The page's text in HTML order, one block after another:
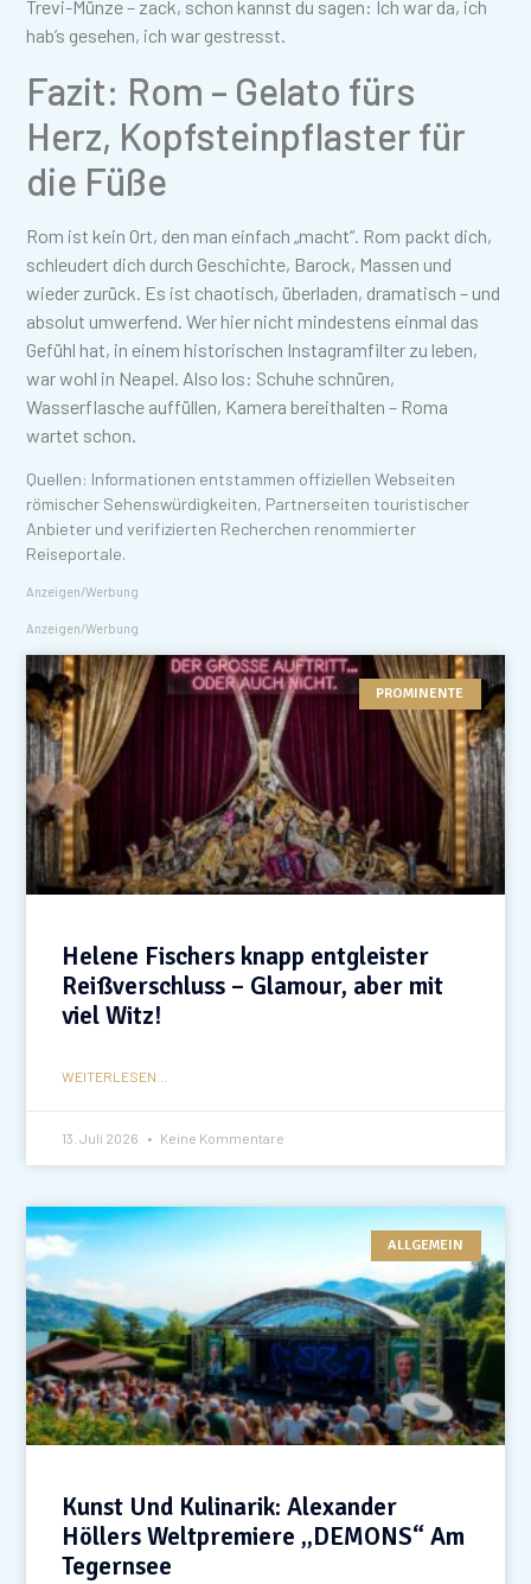
Trevi-Münze – zack, schon kannst du sagen: Ich war da, ich
hab’s gesehen, ich war gestresst.
Fazit: Rom – Gelato fürs
Herz, Kopfsteinpflaster für
die Füße
Rom ist kein Ort, den man einfach „macht“. Rom packt dich,
schleudert dich durch Geschichte, Barock, Massen und
wieder zurück. Es ist chaotisch, überladen, dramatisch – und
absolut umwerfend. Wer hier nicht mindestens einmal das
Gefühl hat, in einem historischen Instagramfilter zu leben,
war wohl in Neapel. Also los: Schuhe schnüren,
Wasserflasche auffüllen, Kamera bereithalten – Roma
wartet schon.
Quellen: Informationen entstammen offiziellen Webseiten
römischer Sehenswürdigkeiten, Partnerseiten touristischer
Anbieter und verifizierten Recherchen renommierter
Reiseportale.
Anzeigen/Werbung
Anzeigen/Werbung
PROMINENTE
Helene Fischers knapp entgleister
Reißverschluss – Glamour, aber mit
viel Witz!
WEITERLESEN...
13. Juli 2026 Keine Kommentare
ALLGEMEIN
Kunst Und Kulinarik: Alexander
Höllers Weltpremiere „DEMONS“ Am
Tegernsee